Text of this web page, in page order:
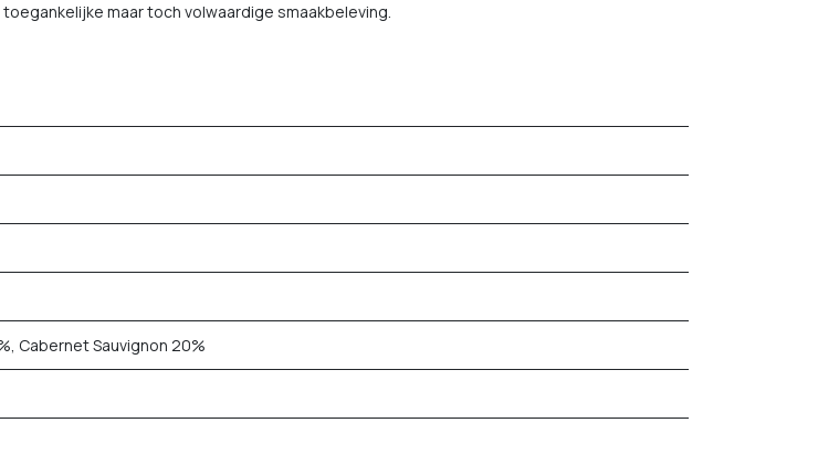
maar toch volwaardige smaakbeleving.
Cabernet Sauvignon 20%